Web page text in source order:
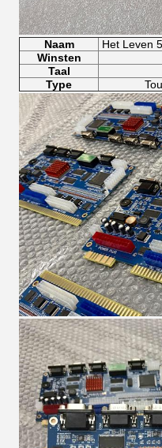
Naam Het Leven
Winsten
Taal
Type